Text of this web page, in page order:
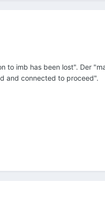
to imb has been lost". Der
and connected to proceed".